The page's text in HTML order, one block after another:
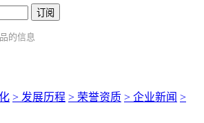
订阅
的信息
> 发展历程 > 荣誉资质 > 企业新闻 >